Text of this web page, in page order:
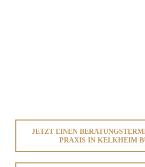
JETZT EINEN
PRAXIS IN KELKHEIM